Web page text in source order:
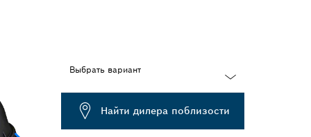
Выбрать вариант
Dropdown
closed
Найти дилера поблизости